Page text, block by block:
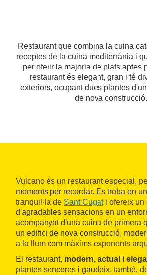
Restaurant que combina la cuina
receptes de la cuina mediterrània i
per oferir la majoria de plats aptes
restaurant és elegant, gran i té
exteriors, ocupant dues plantes
de nova construcció.
Vulcano és un restaurant especial,
moments per recordar. Es troba en
tranquil·la de Sant Cugati ofereix un
d'agradables sensacions en un
acompanyat d'una cuina de primera
un edifici de nova construcció,
a la llum com màxims exponents
El restaurant, modern, actual i
plantes senceres i gaudeix, també,